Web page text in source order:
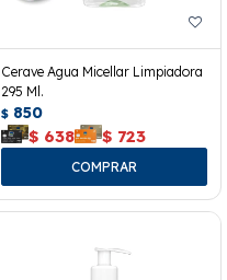
Cerave Agua Micellar Limpiadora
295 Ml.
$ 850
$ 638 $ 723